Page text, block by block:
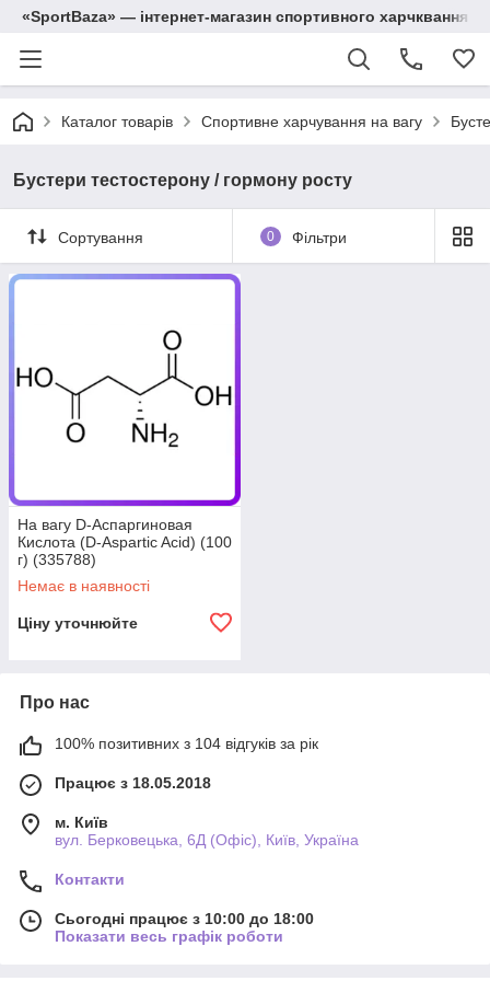
«SportBaza» — інтернет-магазин спортивного харчквання
Каталог товарів Спортивне харчування на вагу
Бустери тестостерону / гормону росту
Сортування 0 Фільтри
На вагу D-Аспаргиновая
Кислота (D-Aspartic Acid) (100
г) (335788)
Немає в наявності
Ціну уточнюйте
Про нас
100% позитивних з 104 відгуків за рік
Працює з 18.05.2018
м. Київ
вул. Берковецька, 6Д (Офіс), Київ, Україна
Контакти
Сьогодні працює з 10:00 до 18:00
Показати весь графік роботи